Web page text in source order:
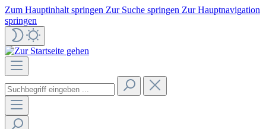
Zum Hauptinhalt springen Zur Suche springen Zur Hauptnavigation
springen